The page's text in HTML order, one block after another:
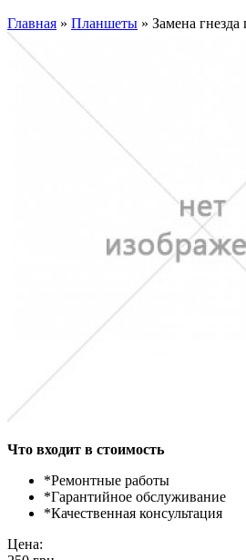
Главная » Планшеты » Замена
Что входит в стоимость
*Ремонтные работы
*Гарантийное обслуживание
*Качественная консультация
Цена: